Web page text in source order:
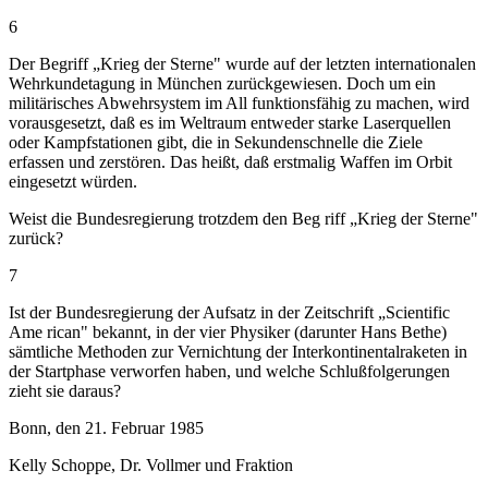
6
Der Begriff „Krieg der Sterne" wurde auf der letzten internationalen
Wehrkundetagung in München zurückgewiesen. Doch um ein
militärisches Abwehrsystem im All funktionsfähig zu machen, wird
vorausgesetzt, daß es im Weltraum entweder starke Laserquellen
oder Kampfstationen gibt, die in Sekundenschnelle die Ziele
erfassen und zerstören. Das heißt, daß erstmalig Waffen im Orbit
eingesetzt würden.
Weist die Bundesregierung trotzdem den Beg riff „Krieg der Sterne"
zurück?
7
Ist der Bundesregierung der Aufsatz in der Zeitschrift „Scientific
Ame rican" bekannt, in der vier Physiker (darunter Hans Bethe)
sämtliche Methoden zur Vernichtung der Interkontinentalraketen in
der Startphase verworfen haben, und welche Schlußfolgerungen
zieht sie daraus?
Bonn, den 21. Februar 1985
Kelly Schoppe, Dr. Vollmer und Fraktion